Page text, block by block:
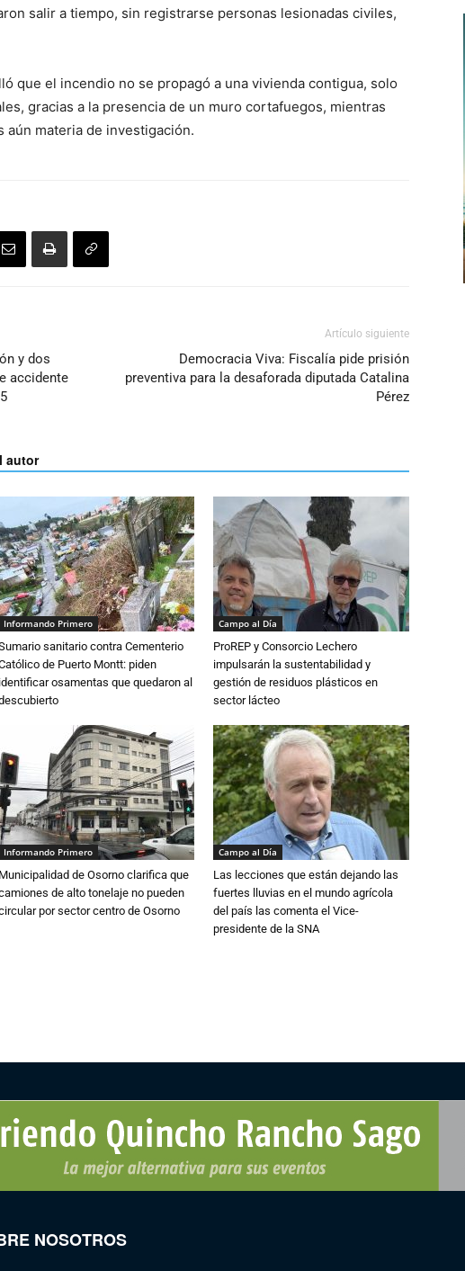
salir a tiempo, sin registrarse personas lesionadas civiles,
que el incendio no se propagó a una vivienda contigua, solo
gracias a la presencia de un muro cortafuegos, mientras
aún materia de investigación.
y dos
accidente
Artículo siguiente
Democracia Viva: Fiscalía pide prisión
preventiva para la desaforada diputada Catalina
Pérez
autor
Informando Primero
sanitario contra Cementerio
de Puerto Montt: piden
identificar osamentas que quedaron al
Campo al Día
ProREP y Consorcio Lechero
impulsarán la sustentabilidad y
gestión de residuos plásticos en
sector lácteo
Informando Primero
Municipalidad de Osorno clarifica que
de alto tonelaje no pueden
por sector centro de Osorno
Campo al Día
Las lecciones que están dejando las
fuertes lluvias en el mundo agrícola
del país las comenta el Vice-
presidente de la SNA
NOSOTROS